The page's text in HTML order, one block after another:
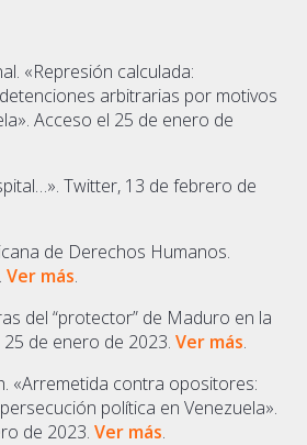
«Represión calculada:
arbitrarias por motivos
Acceso el 25 de enero de
Twitter, 13 de febrero de
de Derechos Humanos.
Ver más.
del “protector” de Maduro en la
de enero de 2023. Ver más.
«Arremetida contra opositores:
política en Venezuela».
de 2023. Ver más.